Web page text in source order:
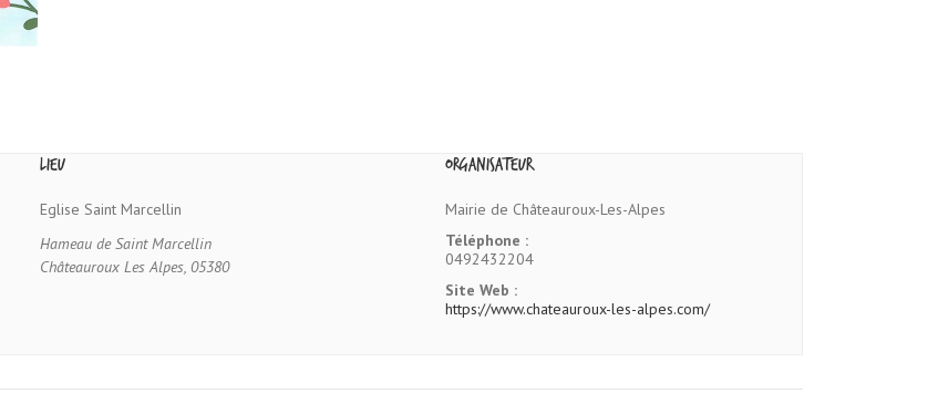
Lieu
Eglise Saint Marcellin
Hameau de Saint Marcellin
Châteauroux Les Alpes, 05380
Organisateur
Mairie de Châteauroux-Les-Alpes
Téléphone :
0492432204
Site Web :
https://www.chateauroux-les-alpes.com/